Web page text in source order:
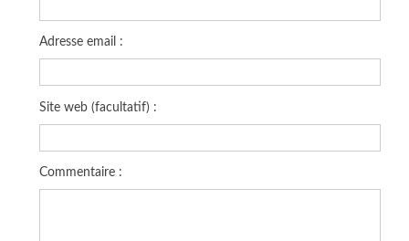
Adresse email :
Site web (facultatif) :
Commentaire :